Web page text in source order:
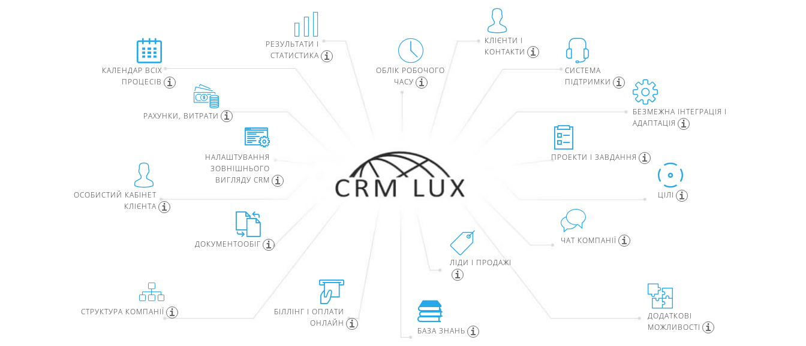
ОБЛІК РОБОЧОГО
ЧАСУ
КЛІЄНТИ І
КОНТАКТИ
СИСТЕМА
ПІДТРИМКИ
БЕЗМЕЖНА ІНТЕГРАЦІЯ І
АДАПТАЦІЯ
ПРОЕКТИ І ЗАВДАННЯ
ЦІЛІ
ЧАТ КОМПАНІЇ
ДОДАТКОВІ
МОЖЛИВОСТІ
ЛІДИ І ПРОДАЖІ
БАЗА ЗНАНЬ
БІЛЛІНГ І ОПЛАТИ
ОНЛАЙН
СТРУКТУРА КОМПАНІЇ
ДОКУМЕНТООБІГ
ОСОБИСТИЙ КАБІНЕТ
КЛІЄНТА
НАЛАШТУВАННЯ
ЗОВНІШНЬОГО
ВИГЛЯДУ CRM
РАХУНКИ, ВИТРАТИ
КАЛЕНДАР ВСІХ
ПРОЦЕСІВ
РЕЗУЛЬТАТИ І
СТАТИСТИКА